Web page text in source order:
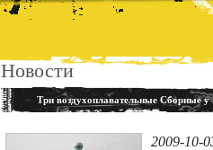
Новости
Три воздухоплавательные Cборные у
2009-10-